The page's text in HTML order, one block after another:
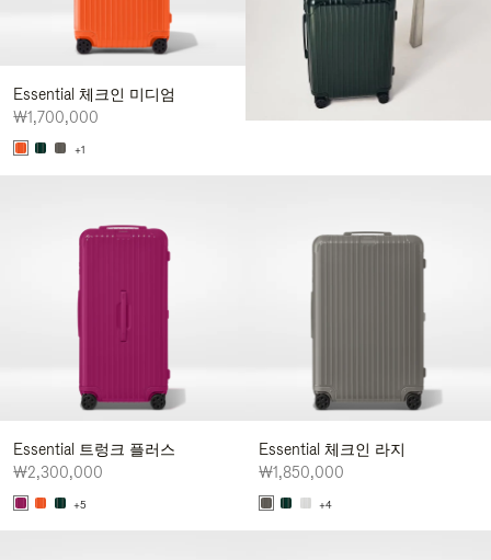
Essential 체크인 미디엄
₩1,700,000
+1
Essential 트렁크 플러스
₩2,300,000
+5
Essential 체크인 라지
₩1,850,000
+4